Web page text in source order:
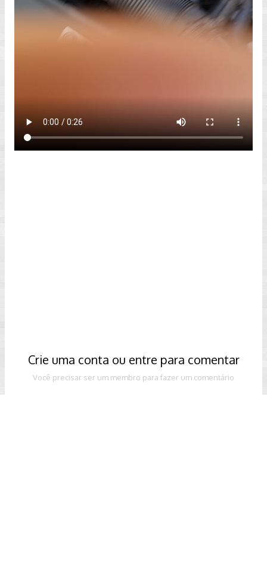
Crie uma conta ou entre para comentar
Você precisar ser um membro para fazer um comentário